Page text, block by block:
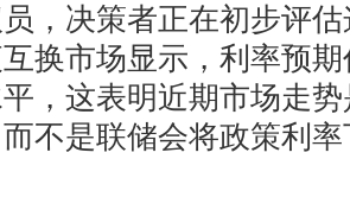
，决策者正在初步评
换市场显示，利率预
，这表明近期市场走
不是联储会将政策利